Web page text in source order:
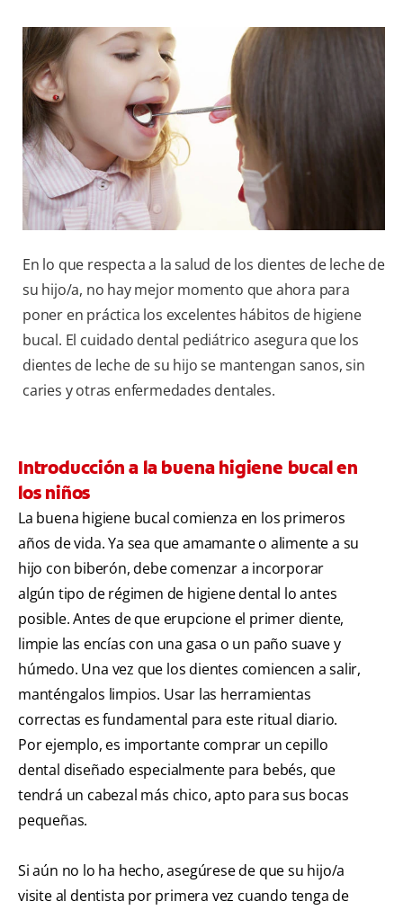
PARA PROFESIONALES
En lo que respecta a la salud de los dientes de leche de
su hijo/a, no hay mejor momento que ahora para
poner en práctica los excelentes hábitos de higiene
bucal. El cuidado dental pediátrico asegura que los
dientes de leche de su hijo se mantengan sanos, sin
caries y otras enfermedades dentales.
Introducción a la buena higiene bucal en
los niños
La buena higiene bucal comienza en los primeros
años de vida. Ya sea que amamante o alimente a su
hijo con biberón, debe comenzar a incorporar
algún tipo de régimen de higiene dental lo antes
posible. Antes de que erupcione el primer diente,
limpie las encías con una gasa o un paño suave y
húmedo. Una vez que los dientes comiencen a salir,
manténgalos limpios. Usar las herramientas
correctas es fundamental para este ritual diario.
Por ejemplo, es importante comprar un cepillo
dental diseñado especialmente para bebés, que
tendrá un cabezal más chico, apto para sus bocas
pequeñas.
Si aún no lo ha hecho, asegúrese de que su hijo/a
visite al dentista por primera vez cuando tenga de